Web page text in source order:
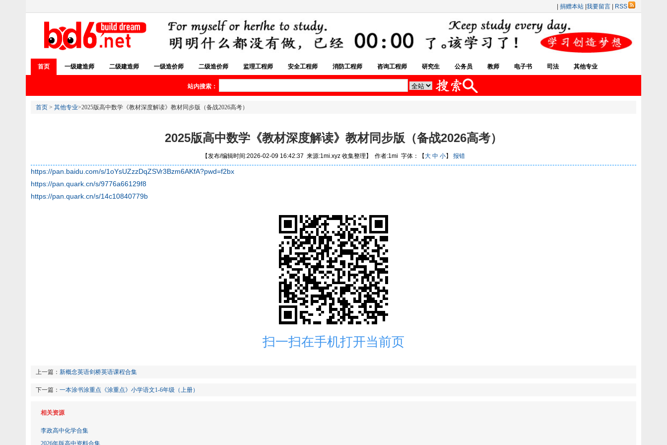
捐赠本站 我要留言 RSS
首页 一级建造师 二级建造师 一级造价师 二级造价师 监理工程师 安全工程师 消防工程师 咨询工程师 研究生 公务员 教师 电子书 司法 其他专业
站内搜索：
首页 > 其他专业>2025版高中数学《教材深度解读》教材同步版（备战2026高考）
2025版高中数学《教材深度解读》教材同步版（备战2026高考）
【发布/编辑时间:2026-02-09 16:42:37 来源:1mi.xyz 收集整理】 作者:1mi 字体：【大 中 小】 报错
https://pan.baidu.com/s/1oYsUZzzDqZSVr3Bzm6AKfA?pwd=f2bx
https://pan.quark.cn/s/9776a66129f8
https://pan.quark.cn/s/14c10840779b
扫一扫在手机打开当前页
上一篇： 新概念英语剑桥英语课程合集
下一篇： 一本涂书涂重点《涂重点》小学语文1-6年级（上册）
相关资源
李政高中化学合集
2026年版高中资料合集